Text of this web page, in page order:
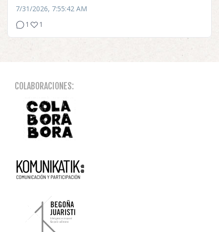
7/31/2026, 7:55:42 AM
1
1
COLABORACIONES: